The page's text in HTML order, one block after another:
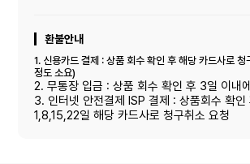
환불안내
1. 신용카드 결제 : 상품 회수 확인 후 해당 카드사로
정도 소요)
2. 무통장 입금 : 상품 회수 확인 후 3일 이내
3. 인터넷 안전결제 ISP 결제 : 상품회수 확인
1,8,15,22일 해당 카드사로 청구취소 요청